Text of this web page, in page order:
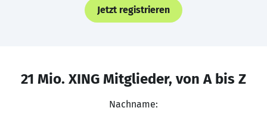
Jetzt registrieren
21 Mio. XING Mitglieder, von A bis Z
Nachname: